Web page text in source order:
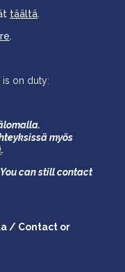
täältä.
.
on duty:
myös
.
can still contact
/ Contact or